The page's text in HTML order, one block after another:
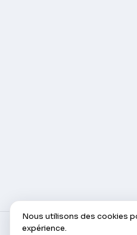
Nous utilisons des cookies
expérience.